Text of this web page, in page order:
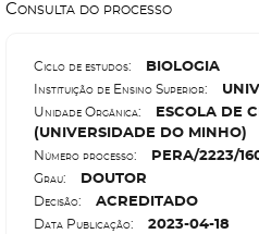
Consulta do processo
Ciclo de estudos: B IOLOGIA
Instituição de Ensino Superior: U
Unidade Orgânica: ESCOLA DE
(UNIVERSIDADE DO MINHO)
Número processo: P ERA/2223/
Grau: DOUTOR
Decisão: ACREDITADO
Data Publicação: 2023-04-18